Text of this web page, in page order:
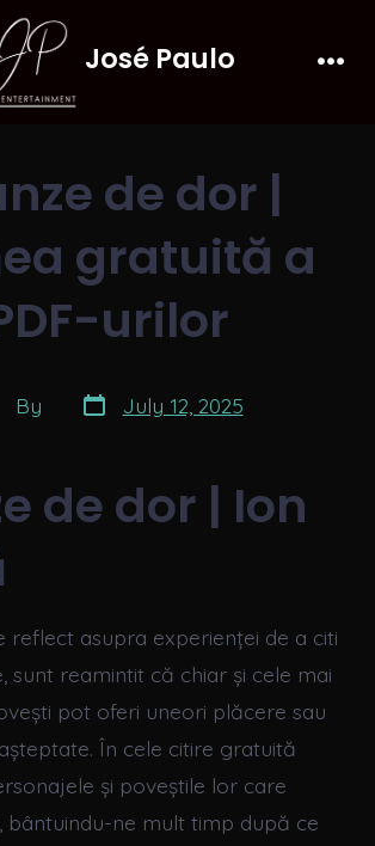
José Paulo
de dor |
gratuită a
urilor
By Post
date
July 12, 2025
de dor | Ion
reflect asupra experienței de a citi
sunt reamintit că chiar și cele mai
pot oferi uneori plăcere sau
În cele citire gratuită
și poveștile lor care
bântuindu-ne mult timp după ce